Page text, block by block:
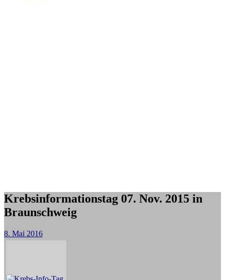
Krebsinformationstag 07. Nov. 2015 in
Braunschweig
8. Mai 2016